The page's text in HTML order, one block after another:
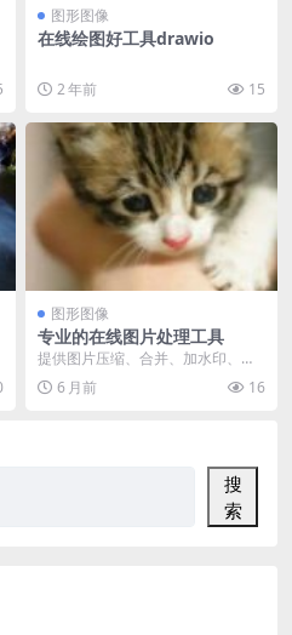
图形图像
在线绘图好工具drawio
2 年前 15
图形图像
专业的在线图片处理工具
提供图片压缩、合并、加水印、模
糊、编辑和切图功能，完全在浏览
器本地运行，快速、安...
6 月前 16
搜
索